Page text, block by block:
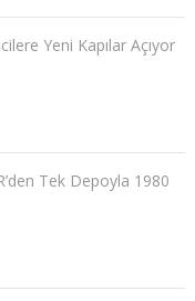
Yeni Kapılar Açıyor
Tek Depoyla 1980